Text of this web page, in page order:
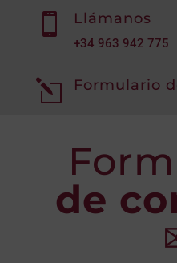
 Llámanos
+34 963 942 775
l Formulario
de